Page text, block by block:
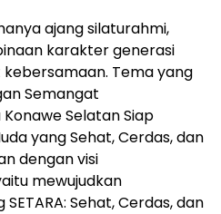
ajang silaturahmi,
karakter generasi
Tema yang
Semangat
Selatan Siap
yang Sehat, Cerdas, dan
dengan visi
mewujudkan
Sehat, Cerdas, dan